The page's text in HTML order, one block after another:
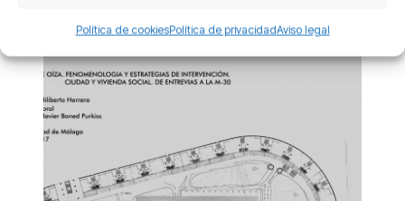
Política de cookiesPolítica de privacidadAviso legal